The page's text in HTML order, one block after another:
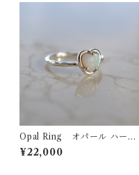
Opal Ring オパール ハート
リング
¥22,000